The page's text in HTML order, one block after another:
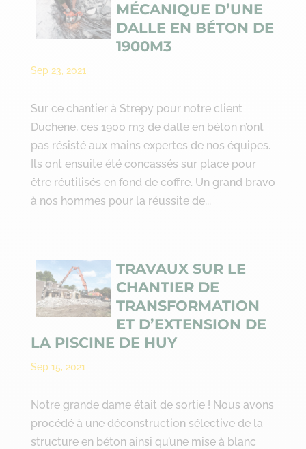
MÉCANIQUE D’UNE
DALLE EN BÉTON DE
1900M3
Sep 23, 2021
Sur ce chantier à Strepy pour notre client
Duchene, ces 1900 m3 de dalle en béton n’ont
pas résisté aux mains expertes de nos équipes.
Ils ont ensuite été concassés sur place pour
être réutilisés en fond de coffre. Un grand bravo
à nos hommes pour la réussite de...
TRAVAUX SUR LE
CHANTIER DE
TRANSFORMATION
ET D’EXTENSION DE
LA PISCINE DE HUY
Sep 15, 2021
Notre grande dame était de sortie ! Nous avons
procédé à une déconstruction sélective de la
structure en béton ainsi qu’une mise à blanc